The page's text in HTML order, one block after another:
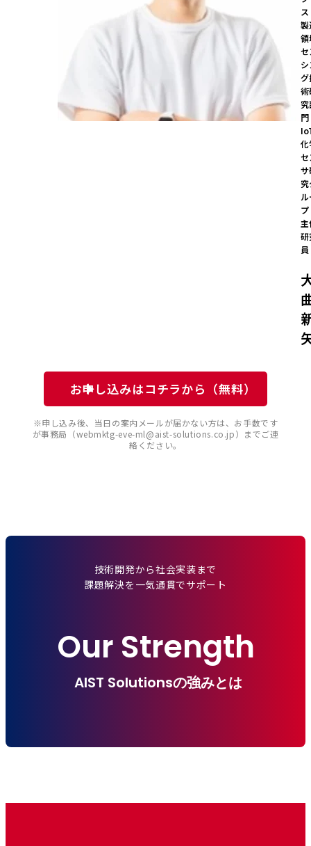
門
プ
員
お申し込みはコチラから（無料）
※申し込み後、当日の案内メールが届かない方は、お手数です
が事務局（webmktg-eve-ml@aist-solutions.co.jp）までご連
絡ください。
技術開発から社会実装まで
課題解決を一気通貫でサポート
Our Strength
AIST Solutionsの強みとは